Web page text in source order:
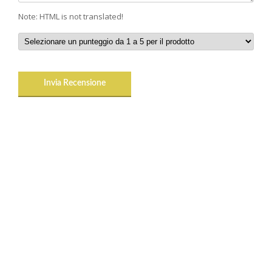
Note: HTML is not translated!